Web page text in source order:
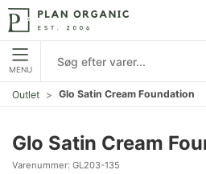
MENU
Outlet Glo Satin Cream Foundation
Glo Satin Cream
Varenummer: GL203-135